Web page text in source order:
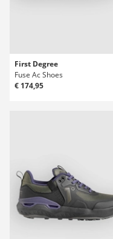
First Degree
Fuse Ac Shoes
€ 174,95